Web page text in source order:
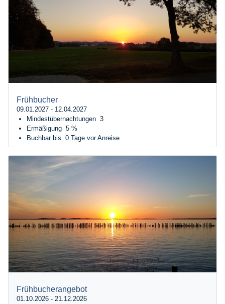
Frühbucher
09.01.2027 - 12.04.2027
Mindestübernachtungen 3
Ermäßigung 5 %
Buchbar bis 0 Tage vor Anreise
Frühbucherangebot
01.10.2026 - 21.12.2026